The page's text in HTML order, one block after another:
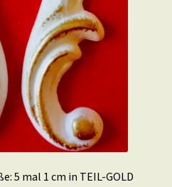
5 mal 1 cm in TEIL-GOLD